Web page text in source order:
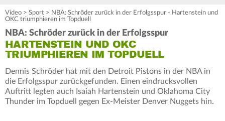
Video > Sport > NBA: Schröder zurück in der Erfolgsspur - Hartenstein und
OKC triumphieren im Topduell
NBA: Schröder zurück in der Erfolgsspur
HARTENSTEIN UND OKC
TRIUMPHIEREN IM TOPDUELL
Dennis Schröder hat mit den Detroit Pistons in der NBA in
die Erfolgsspur zurückgefunden. Einen eindrucksvollen
Auftritt legten auch Isaiah Hartenstein und Oklahoma City
Thunder im Topduell gegen Ex-Meister Denver Nuggets hin.